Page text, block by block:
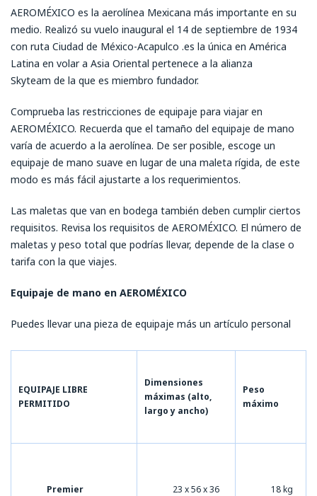
AEROMÉXICO es la aerolínea Mexicana más importante en su
medio. Realizó su vuelo inaugural el 14 de septiembre de 1934
con ruta Ciudad de México-Acapulco .es la única en América
Latina en volar a Asia Oriental pertenece a la alianza
Skyteam de la que es miembro fundador.
Comprueba las restricciones de equipaje para viajar en
AEROMÉXICO. Recuerda que el tamaño del equipaje de mano
varía de acuerdo a la aerolínea. De ser posible, escoge un
equipaje de mano suave en lugar de una maleta rígida, de este
modo es más fácil ajustarte a los requerimientos.
Las maletas que van en bodega también deben cumplir ciertos
requisitos. Revisa los requisitos de AEROMÉXICO. El número de
maletas y peso total que podrías llevar, depende de la clase o
tarifa con la que viajes.
Equipaje de mano en AEROMÉXICO
Puedes llevar una pieza de equipaje más un artículo personal
EQUIPAJE LIBRE
PERMITIDO
Dimensiones
máximas (alto,
largo y ancho)
Peso
máximo
Premier
23 x 56 x 36
18 kg